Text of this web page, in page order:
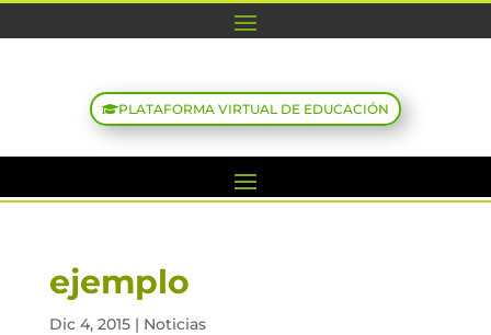
PLATAFORMA VIRTUAL DE EDUCACIÓN
ejemplo
Dic 4, 2015| Noticias